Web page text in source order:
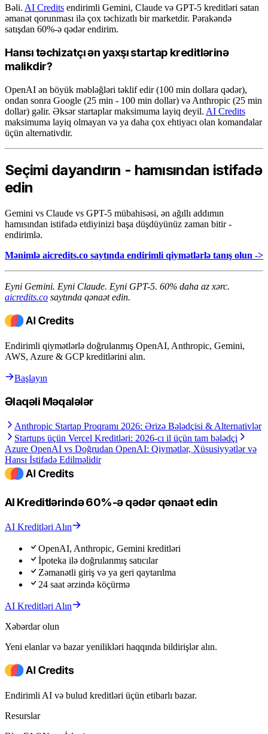
Bəli. AI Credits endirimli Gemini, Claude və GPT-5 kreditləri satan
əmanət qorunması ilə çox təchizatlı bir marketdir. Pərakəndə
satışdan 60%-ə qədər endirim.
Hansı təchizatçı ən yaxşı startap kreditlərinə
malikdir?
OpenAI ən böyük məbləğləri təklif edir (100 min dollara qədər),
ondan sonra Google (25 min - 100 min dollar) və Anthropic (25 min
dollar) gəlir. Əksər startaplar maksimuma layiq deyil. AI Credits
maksimuma layiq olmayan və ya daha çox ehtiyacı olan komandalar
üçün alternativdir.
Seçimi dayandırın - hamısından istifadə
edin
Gemini vs Claude vs GPT-5 mübahisəsi, ən ağıllı addımın
hamısından istifadə etdiyinizi başa düşdüyünüz zaman bitir -
endirimlə.
Mənimlə aicredits.co saytında endirimli qiymətlərlə tanış olun ->
Eyni Gemini. Eyni Claude. Eyni GPT-5. 60% daha az xərc.
aicredits.co saytında qənaət edin.
Endirimli qiymətlərlə doğrulanmış OpenAI, Anthropic, Gemini,
AWS, Azure & GCP kreditlərini alın.
Başlayın
Əlaqəli Məqalələr
Anthropic Startap Proqramı 2026: Ərizə Bələdçisi & Alternativlər
Startups üçün Vercel Kreditləri: 2026-cı il üçün tam bələdçi
Azure OpenAI vs Doğrudan OpenAI: Qiymətlər, Xüsusiyyətlər və
Hansı İstifadə Edilməlidir
AI Kreditlərində 60%-ə qədər qənaət edin
AI Kreditləri Alın
OpenAI, Anthropic, Gemini kreditləri
İpoteka ilə doğrulanmış satıcılar
Zəmanətli giriş və ya geri qaytarılma
24 saat ərzində köçürmə
AI Kreditləri Alın
Xəbərdar olun
Yeni elanlar və bazar yenilikləri haqqında bildirişlər alın.
Endirimli AI və bulud kreditləri üçün etibarlı bazar.
Resurslar